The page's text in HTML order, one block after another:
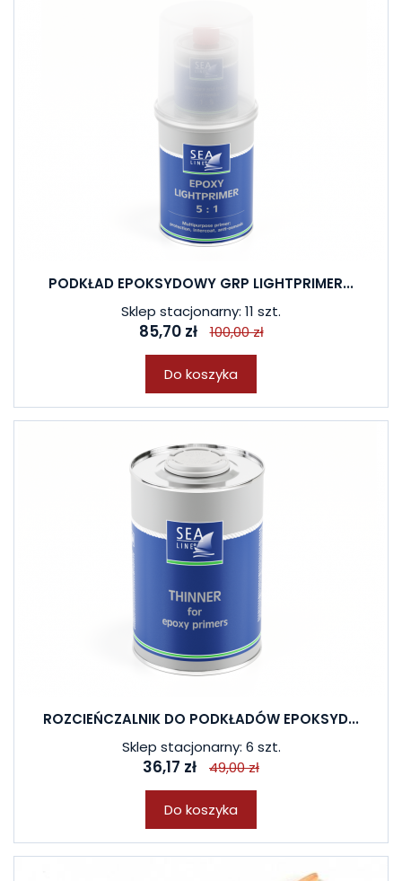
PODKŁAD EPOKSYDOWY GRP LIGHTPRIMER...
Sklep stacjonarny: 11 szt.
85,70 zł 100,00 zł
Do koszyka
ROZCIEŃCZALNIK DO PODKŁADÓW EPOKSYD...
Sklep stacjonarny: 6 szt.
36,17 zł 49,00 zł
Do koszyka